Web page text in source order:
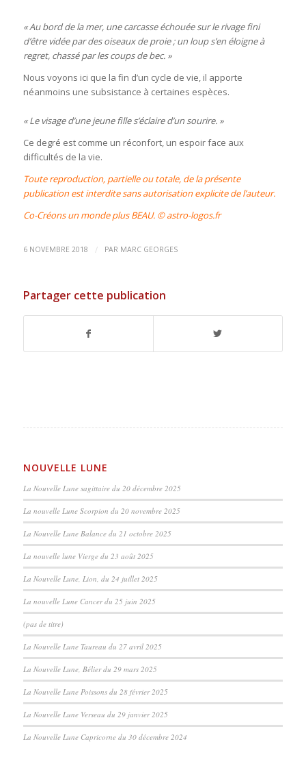
« Au bord de la mer, une carcasse échouée sur le rivage fini
d’être vidée par des oiseaux de proie ; un loup s’en éloigne à
regret, chassé par les coups de bec. »
Nous voyons ici que la fin d’un cycle de vie, il apporte
néanmoins une subsistance à certaines espèces.
« Le visage d’une jeune fille s’éclaire d’un sourire. »
Ce degré est comme un réconfort, un espoir face aux
difficultés de la vie.
Toute reproduction, partielle ou totale, de la présente
publication est interdite sans autorisation explicite de l’auteur.
Co-Créons un monde plus BEAU. ©astro-logos.fr
6 NOVEMBRE 2018 / PAR MARC GEORGES
Partager cette publication
NOUVELLE LUNE
La Nouvelle Lune sagittaire du 20 décembre 2025
La nouvelle Lune Scorpion du 20 novembre 2025
La Nouvelle Lune Balance du 21 octobre 2025
La nouvelle lune Vierge du 23 août 2025
La Nouvelle Lune, Lion, du 24 juillet 2025
La nouvelle Lune Cancer du 25 juin 2025
(pas de titre)
La Nouvelle Lune Taureau du 27 avril 2025
La Nouvelle Lune, Bélier du 29 mars 2025
La Nouvelle Lune Poissons du 28 février 2025
La Nouvelle Lune Verseau du 29 janvier 2025
La Nouvelle Lune Capricorne du 30 décembre 2024